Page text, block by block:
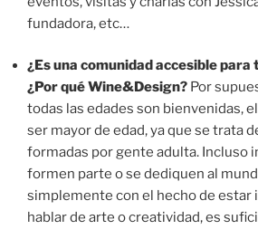
fundadora, etc…
¿Es una comunidad accesible para
¿Por qué Wine&Design? Por
todas las edades son bienvenidas,
ser mayor de edad, ya que se trata
formadas por gente adulta. Incluso
formen parte o se dediquen al
simplemente con el hecho de estar
hablar de arte o creatividad, es